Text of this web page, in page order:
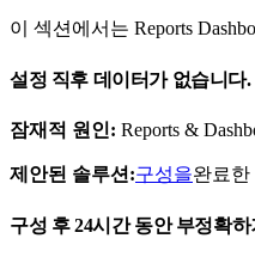
이 섹션에서는 Reports
설정 직후 데이터가 없습니다.
잠재적 원인: Reports &
제안된 솔루션:구성을완료한
구성 후 24시간 동안 부정확